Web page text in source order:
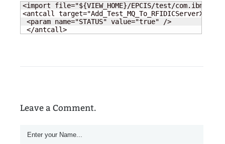
<import file="${VIEW_HOME}/EPCIS/test/
<antcall target="Add_Test_MQ_To_RFIDICServerXML">
<param name="STATUS" value="true" />
</antcall>
Leave a Comment.